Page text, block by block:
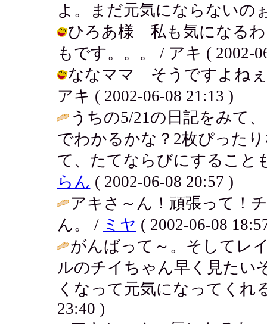
よ。まだ元気にならないの
ひろあ様 私も気になるわ
もです。。。 / アキ ( 2002-
ななママ そうですよね
アキ ( 2002-06-08 21:13 )
うちの5/21の日記をみて
でわかるかな？2枚ぴった
て、たてならびにすること
らん ( 2002-06-08 20:57 )
アキさ～ん！頑張って！
ん。 / ミヤ ( 2002-06-08
がんばって～。そしてレ
ルのチイちゃん早く見たい
くなって元気になってくれ
23:40 )